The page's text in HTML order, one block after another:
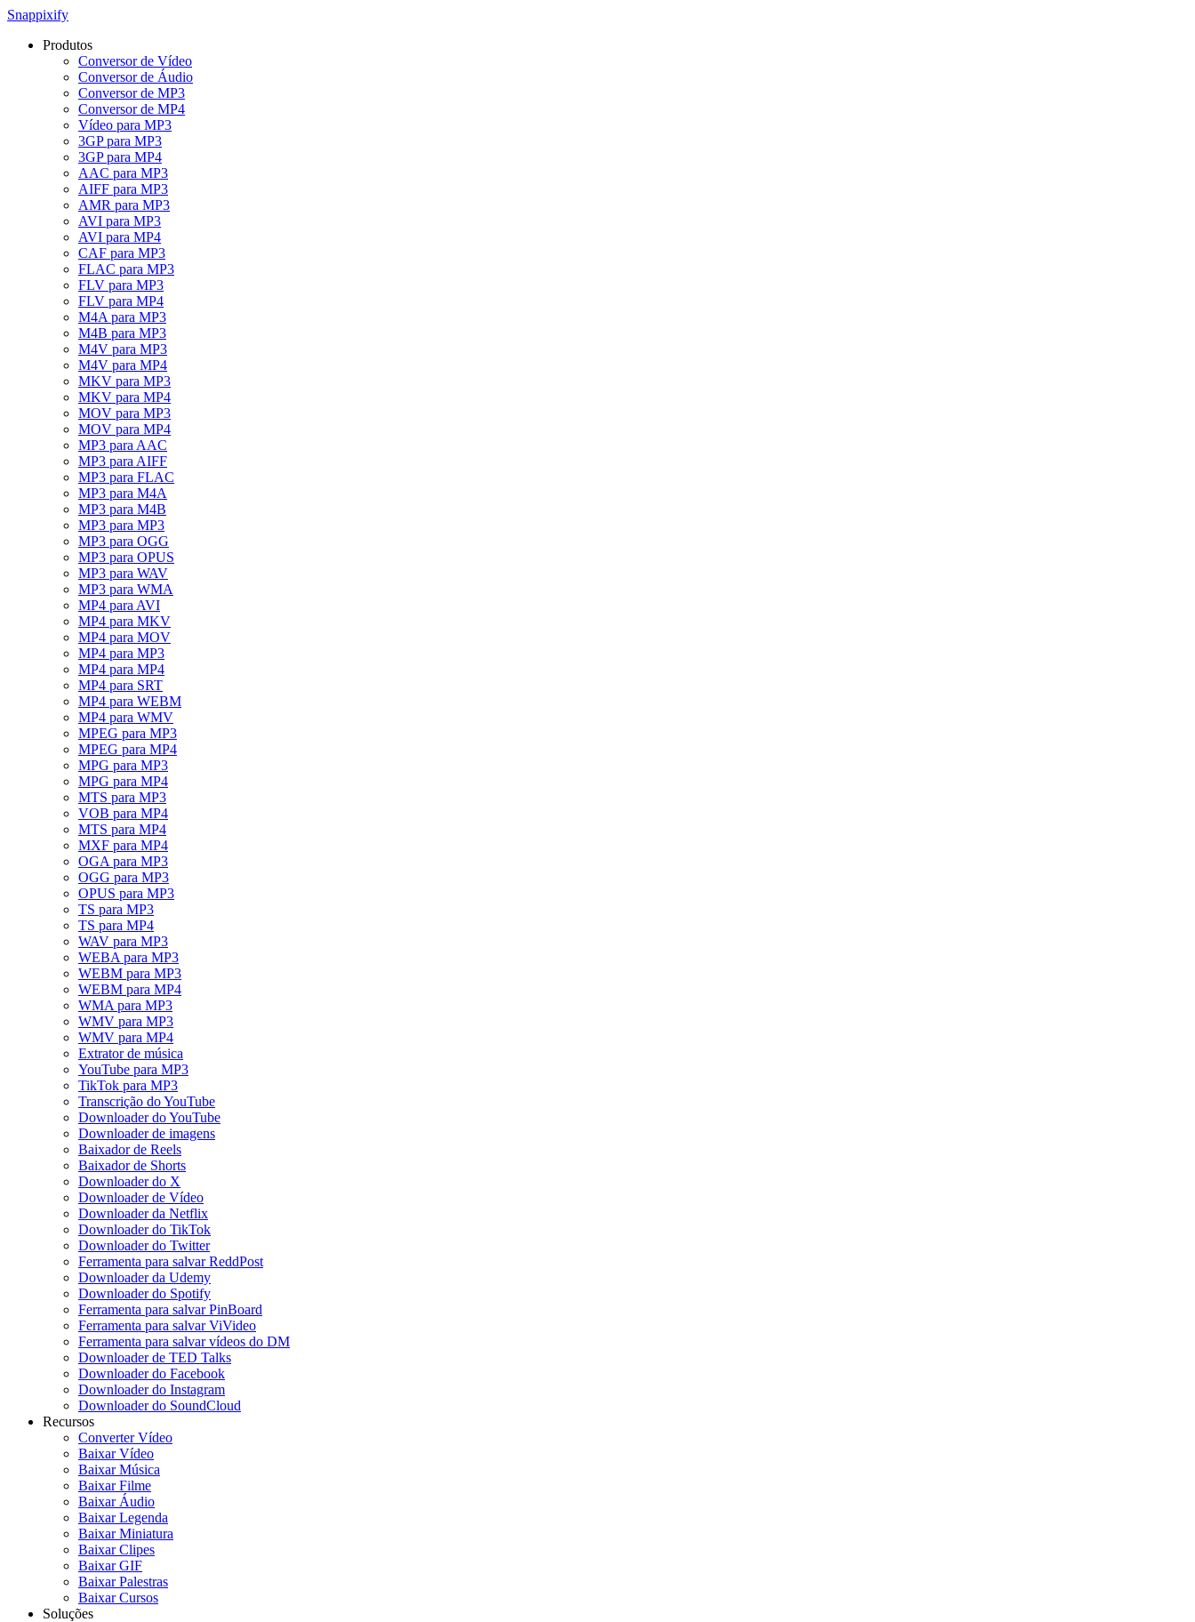
Snappixify
Produtos
Conversor de Vídeo
Conversor de Áudio
Conversor de MP3
Conversor de MP4
Vídeo para MP3
3GP para MP3
3GP para MP4
AAC para MP3
AIFF para MP3
AMR para MP3
AVI para MP3
AVI para MP4
CAF para MP3
FLAC para MP3
FLV para MP3
FLV para MP4
M4A para MP3
M4B para MP3
M4V para MP3
M4V para MP4
MKV para MP3
MKV para MP4
MOV para MP3
MOV para MP4
MP3 para AAC
MP3 para AIFF
MP3 para FLAC
MP3 para M4A
MP3 para M4B
MP3 para MP3
MP3 para OGG
MP3 para OPUS
MP3 para WAV
MP3 para WMA
MP4 para AVI
MP4 para MKV
MP4 para MOV
MP4 para MP3
MP4 para MP4
MP4 para SRT
MP4 para WEBM
MP4 para WMV
MPEG para MP3
MPEG para MP4
MPG para MP3
MPG para MP4
MTS para MP3
VOB para MP4
MTS para MP4
MXF para MP4
OGA para MP3
OGG para MP3
OPUS para MP3
TS para MP3
TS para MP4
WAV para MP3
WEBA para MP3
WEBM para MP3
WEBM para MP4
WMA para MP3
WMV para MP3
WMV para MP4
Extrator de música
YouTube para MP3
TikTok para MP3
Transcrição do YouTube
Downloader do YouTube
Downloader de imagens
Baixador de Reels
Baixador de Shorts
Downloader do X
Downloader de Vídeo
Downloader da Netflix
Downloader do TikTok
Downloader do Twitter
Ferramenta para salvar ReddPost
Downloader da Udemy
Downloader do Spotify
Ferramenta para salvar PinBoard
Ferramenta para salvar ViVideo
Ferramenta para salvar vídeos do DM
Downloader de TED Talks
Downloader do Facebook
Downloader do Instagram
Downloader do SoundCloud
Recursos
Converter Vídeo
Baixar Vídeo
Baixar Música
Baixar Filme
Baixar Áudio
Baixar Legenda
Baixar Miniatura
Baixar Clipes
Baixar GIF
Baixar Palestras
Baixar Cursos
Soluções